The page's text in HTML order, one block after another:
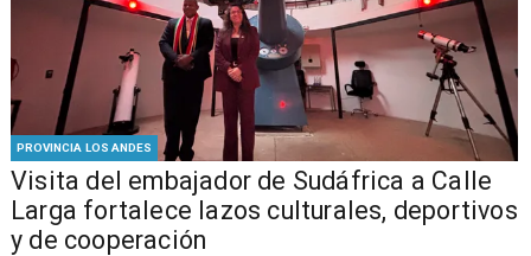
PROVINCIA LOS ANDES
​Visita del embajador de Sudáfrica a Calle
Larga fortalece lazos culturales, deportivos
y de cooperación